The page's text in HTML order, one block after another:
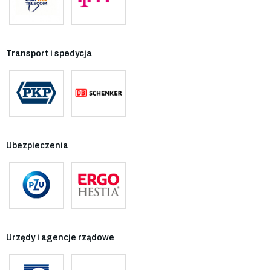
Transport i spedycja
Ubezpieczenia
Urzędy i agencje rządowe